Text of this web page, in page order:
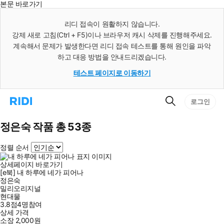
본문 바로가기
리디 접속이 원활하지 않습니다.
강제 새로 고침(Ctrl + F5)이나 브라우저 캐시 삭제를 진행해주세요.
계속해서 문제가 발생한다면 리디 접속 테스트를 통해 원인을 파악
하고 대응 방법을 안내드리겠습니다.
테스트 페이지로 이동하기
리
으
로
동
검
로그인
정은숙 작품 총 53종
정렬 순서
상세페이지 바로가기
[e북] 내 하루에 네가 피어나
정은숙
밀리오리지널
현대물
3.8점4명참여
상세 가격
소장 2,000원